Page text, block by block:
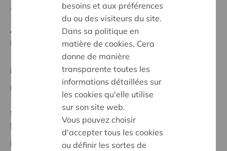
Ambition:
Une société solidaire et respectueuse, sans
barrières
Projet régional
Date de début:
Statut:
Noordwest-Brabant
Date de décision:12/02/2026
besoins et aux préférences
du ou des visiteurs du site.
Dans sa politique en
matière de cookies, Cera
donne de manière
transparente toutes les
informations détaillées sur
les cookies qu'elle utilise
sur son site web.
Vous pouvez choisir
d'accepter tous les cookies
ou définir les sortes de